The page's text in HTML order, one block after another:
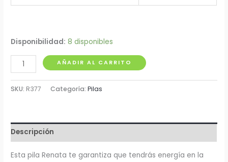
Disponibilidad: 8 disponibles
SR626
Renata
AÑADIR AL CARRITO
SKU: R377 Categoría:Pilas
Descripción
Esta pila Renata te garantiza que tendrás energía en la